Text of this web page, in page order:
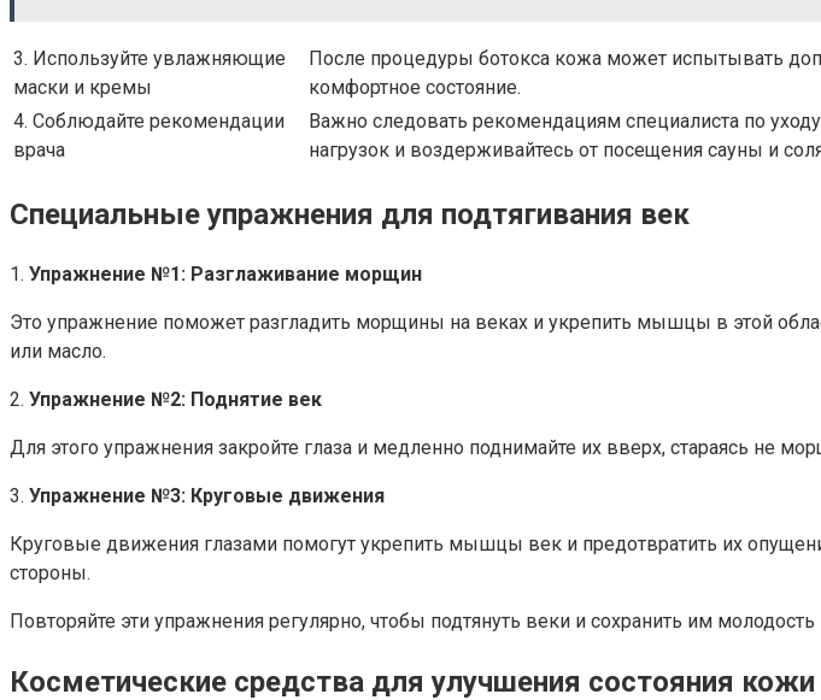
3. Используйте увлажняющие
маски и кремы
После процедуры ботокса кожа может испытывать
комфортное состояние.
4. Соблюдайте рекомендации
врача
Важно следовать рекомендациям специалиста по
нагрузок и воздерживайтесь от посещения сауны и
Специальные упражнения для подтягивания век
1. Упражнение №1: Разглаживание морщин
Это упражнение поможет разгладить морщины на веках и укрепить мышцы в этой
или масло.
2. Упражнение №2: Поднятие век
Для этого упражнения закройте глаза и медленно поднимайте их вверх, стараясь не
3. Упражнение №3: Круговые движения
Круговые движения глазами помогут укрепить мышцы век и предотвратить их
стороны.
Повторяйте эти упражнения регулярно, чтобы подтянуть веки и сохранить им молодость
Косметические средства для улучшения состояния кожи